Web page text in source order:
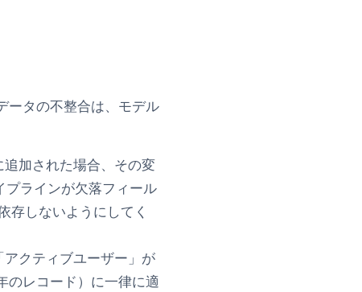
ータの不整合は、モデル
加された場合、その変
ラインが欠落フィール
存しないようにしてく
クティブユーザー」が
のレコード）に一律に適